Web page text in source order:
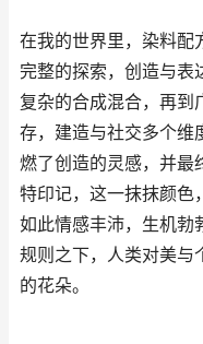
在我的世界里，染料配
完整的探索，创造与表
复杂的合成混合，再到
存，建造与社交多个维
燃了创造的灵感，并最
特印记，这一抹抹颜色
如此情感丰沛，生机勃
规则之下，人类对美与
的花朵。